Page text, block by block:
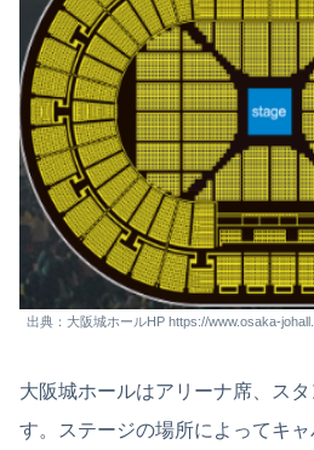
出典：大阪城ホールHP https://www.osaka-
大阪城ホールはアリーナ席、ス
す。ステージの場所によってキ